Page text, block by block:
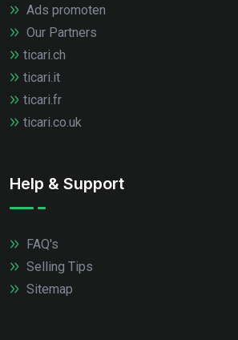
Ads promoten
Our Partners
ticari.ch
ticari.it
ticari.fr
ticari.co.uk
Help & Support
FAQ's
Selling Tips
Sitemap